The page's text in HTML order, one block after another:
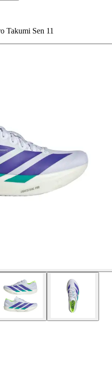
Takumi Sen 11